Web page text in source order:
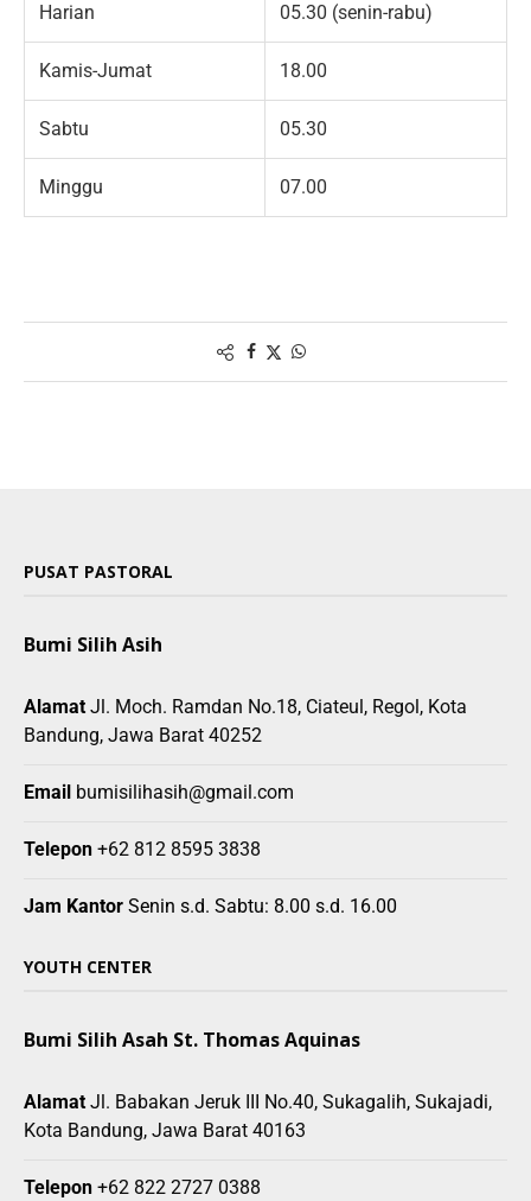
Harian 05.30 (senin-rabu)
Kamis-Jumat 18.00
Sabtu 05.30
Minggu 07.00
PUSAT PASTORAL
Bumi Silih Asih
Alamat Jl. Moch. Ramdan No.18, Ciateul, Regol, Kota
Bandung, Jawa Barat 40252
Email bumisilihasih@gmail.com
Telepon +62 812 8595 3838
Jam Kantor Senin s.d. Sabtu: 8.00 s.d. 16.00
YOUTH CENTER
Bumi Silih Asah St. Thomas Aquinas
Alamat Jl. Babakan Jeruk III No.40, Sukagalih, Sukajadi,
Kota Bandung, Jawa Barat 40163
Telepon +62 822 2727 0388